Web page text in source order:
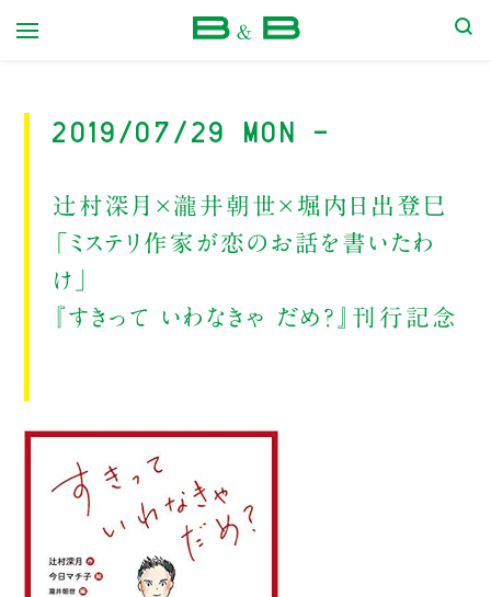
2019/07/29 Mon -
辻村深月×瀧井朝世×堀内日出登巳
「ミステリ作家が恋のお話を書いたわ
け」
『すきって いわなきゃ だめ？』刊行記念